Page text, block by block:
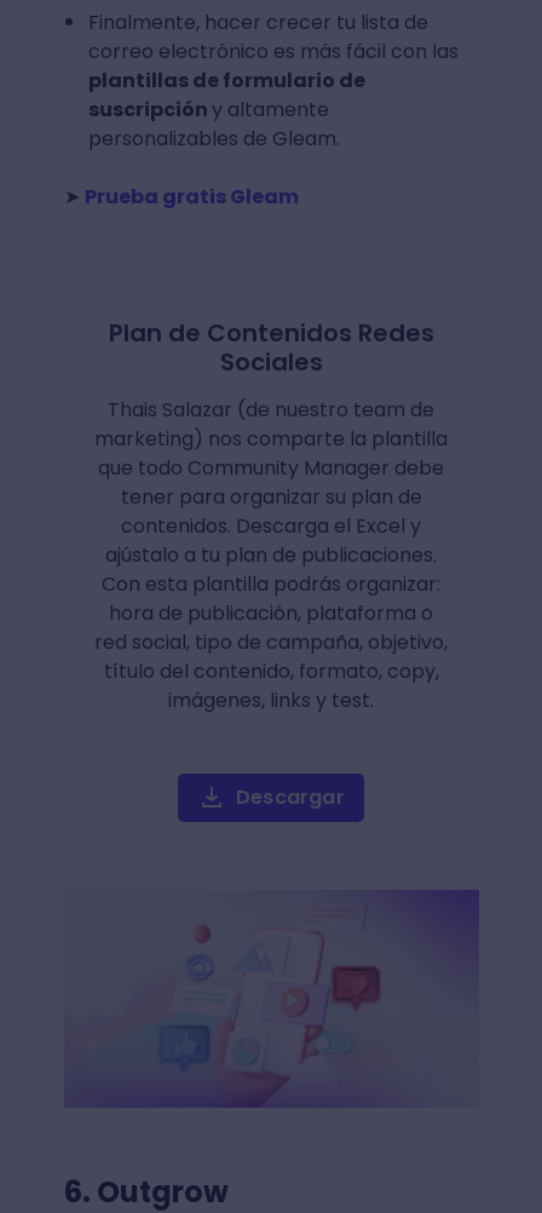
Finalmente, hacer crecer tu lista de
correo electrónico es más fácil con las
plantillas de formulario de
suscripcióny altamente
personalizables de Gleam.
➤ Prueba gratis Gleam
Plan de Contenidos Redes
Sociales
Thais Salazar (de nuestro team de
marketing) nos comparte la plantilla
que todo Community Manager debe
tener para organizar su plan de
contenidos. Descarga el Excel y
ajústalo a tu plan de publicaciones.
Con esta plantilla podrás organizar:
hora de publicación, plataforma o
red social, tipo de campaña, objetivo,
título del contenido, formato, copy,
imágenes, links y test.
Descargar
6. Outgrow